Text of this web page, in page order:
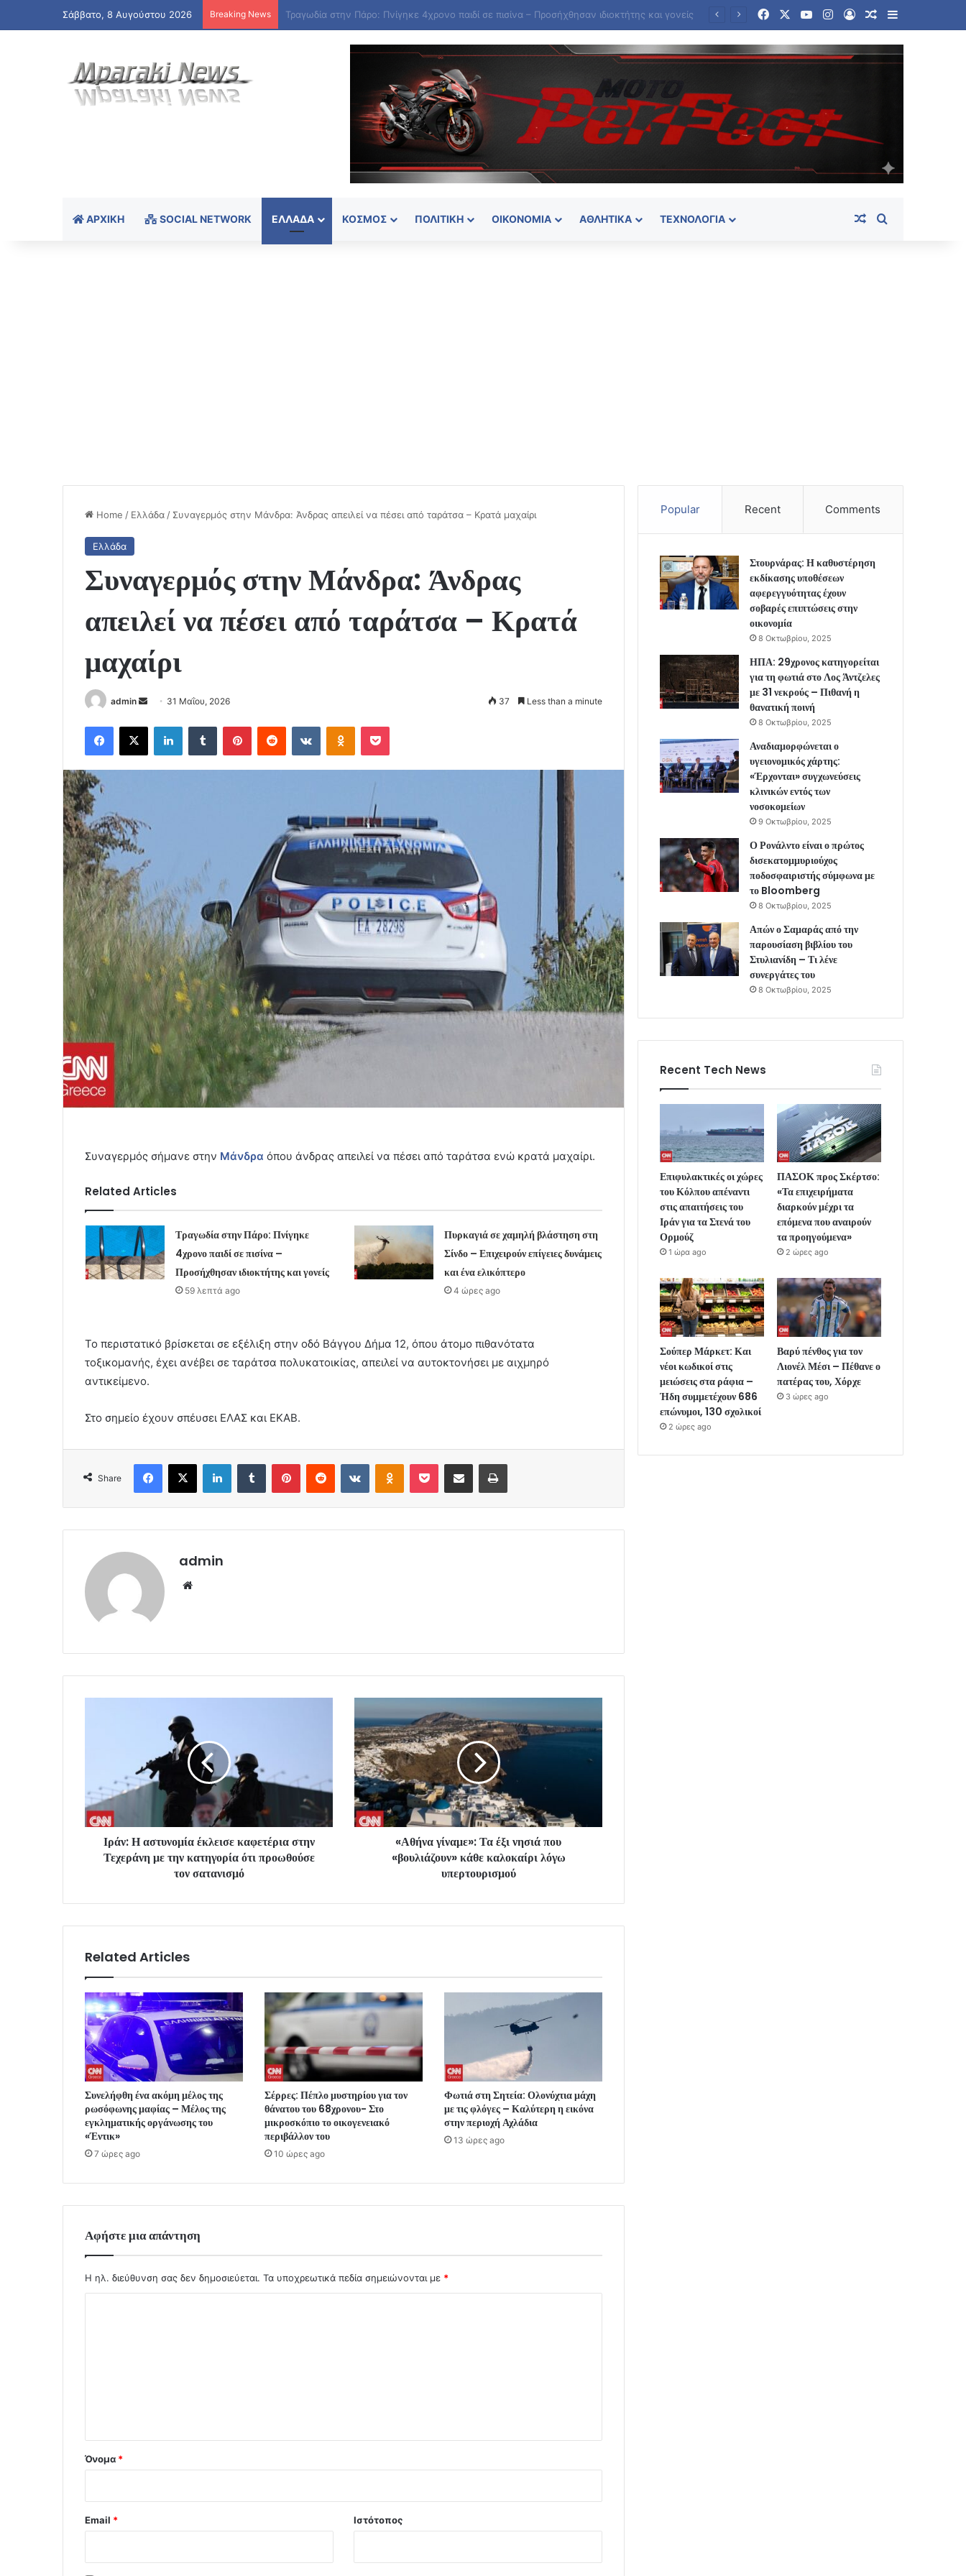
Σάββατο, 8 Αυγούστου 2026 Breaking News FacebookYouTubeInstagram
Log InRandom Article
Sidebar
ΑΡΧΙΚΉ SOCIAL NETWORK ΕΛΛΆΔΑ ΚΌΣΜΟΣ ΠΟΛΙΤΙΚΉ ΟΙΚΟΝΟΜΊΑ ΑΘΛΗΤΙΚΆ ΤΕΧΝΟΛΟΓΊΑ Random Article
Home / Ελλάδα / Συναγερμός στην Μάνδρα: Άνδρας απειλεί να πέσει από ταράτσα – Κρατά μαχαίρι
Ελλάδα
Συναγερμός στην Μάνδρα: Άνδρας
απειλεί να πέσει από ταράτσα – Κρατά
μαχαίρι
admin
Send
email
31 Μαΐου, 2026 37 Less than a minute
Facebook
X LinkedInTumblr PinterestReddit VKontakteOdnoklassniki
Pocket
Συναγερμός σήμανε στην Μάνδρα όπου άνδρας απειλεί να πέσει από ταράτσα ενώ κρατά μαχαίρι.
Related Articles
Τραγωδία στην Πάρο: Πνίγηκε
4χρονο παιδί σε πισίνα –
Προσήχθησαν ιδιοκτήτης και γονείς
59 λεπτά ago
Πυρκαγιά σε χαμηλή βλάστηση στη
Σίνδο – Επιχειρούν επίγειες δυνάμεις
και ένα ελικόπτερο
4 ώρες ago
To περιστατικό βρίσκεται σε εξέλιξη στην οδό Βάγγου Δήμα 12, όπου άτομο πιθανότατα
τοξικομανής, έχει ανέβει σε ταράτσα πολυκατοικίας, απειλεί να αυτοκτονήσει με αιχμηρό
αντικείμενο.
Στο σημείο έχουν σπέυσει ΕΛΑΣ και ΕΚΑΒ.
Share
Facebook
X LinkedInTumblr PinterestReddit VKontakteOdnoklassniki
Pocket Share via Email Print
admin
Ιράν: Η αστυνομία έκλεισε καφετέρια στην
Τεχεράνη με την κατηγορία ότι προωθούσε
τον σατανισμό
«Αθήνα γίναμε»: Τα έξι νησιά που
«βουλιάζουν» κάθε καλοκαίρι λόγω
υπερτουρισμού
Related Articles
Συνελήφθη ένα ακόμη μέλος της
ρωσόφωνης μαφίας – Μέλος της
εγκληματικής οργάνωσης του
«Έντικ»
7 ώρες ago
Σέρρες: Πέπλο μυστηρίου για τον
θάνατου του 68χρονου- Στο
μικροσκόπιο το οικογενειακό
περιβάλλον του
10 ώρες ago
Φωτιά στη Σητεία: Ολονύχτια μάχη
με τις φλόγες – Καλύτερη η εικόνα
στην περιοχή Αχλάδια
13 ώρες ago
Αφήστε μια απάντηση
Η ηλ. διεύθυνση σας δεν δημοσιεύεται. Τα υποχρεωτικά πεδία σημειώνονται με *
Όνομα *
Email * Ιστότοπος
Popular Recent Comments
Στουρνάρας: Η καθυστέρηση
εκδίκασης υποθέσεων
αφερεγγυότητας έχουν
σοβαρές επιπτώσεις στην
οικονομία
8 Οκτωβρίου, 2025
ΗΠΑ: 29χρονος κατηγορείται
για τη φωτιά στο Λος Άντζελες
με 31 νεκρούς – Πιθανή η
θανατική ποινή
8 Οκτωβρίου, 2025
Αναδιαμορφώνεται ο
υγειονομικός χάρτης:
«Έρχονται» συγχωνεύσεις
κλινικών εντός των
νοσοκομείων
9 Οκτωβρίου, 2025
Ο Ρονάλντο είναι ο πρώτος
δισεκατομμυριούχος
ποδοσφαιριστής σύμφωνα με
το Bloomberg
8 Οκτωβρίου, 2025
Απών ο Σαμαράς από την
παρουσίαση βιβλίου του
Στυλιανίδη – Τι λένε
συνεργάτες του
8 Οκτωβρίου, 2025
Recent Tech News
Επιφυλακτικές οι χώρες
του Κόλπου απέναντι
στις απαιτήσεις του
Ιράν για τα Στενά του
Ορμούζ
1 ώρα ago
ΠΑΣΟΚ προς Σκέρτσο:
«Τα επιχειρήματα
διαρκούν μέχρι τα
επόμενα που αναιρούν
τα προηγούμενα»
2 ώρες ago
Σούπερ Μάρκετ: Και
νέοι κωδικοί στις
μειώσεις στα ράφια –
Ήδη συμμετέχουν 686
επώνυμοι, 130 σχολικοί
2 ώρες ago
Βαρύ πένθος για τον
Λιονέλ Μέσι – Πέθανε ο
πατέρας του, Χόρχε
3 ώρες ago